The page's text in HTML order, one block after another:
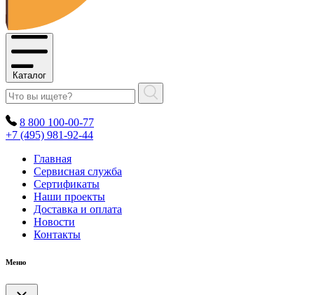
Каталог
8 800 100-00-77
+7 (495) 981-92-44
Главная
Сервисная служба
Сертификаты
Наши проекты
Доставка и оплата
Новости
Контакты
Меню